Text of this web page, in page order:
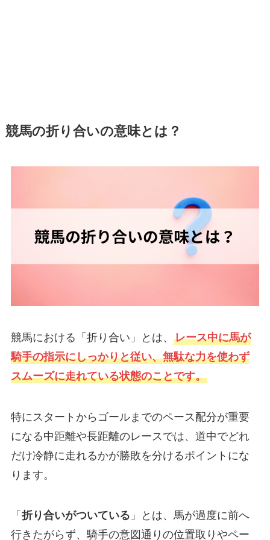
競馬の折り合いの意味とは？
競馬における「折り合い」とは、 レース中に馬が
騎手の指示にしっかりと従い、無駄な力を使わず
スムーズに走れている状態のことです。
特にスタートからゴールまでのペース配分が重要
になる中距離や長距離のレースでは、道中でどれ
だけ冷静に走れるかが勝敗を分けるポイントにな
ります。
「 折り合いがついている 」とは、馬が過度に前へ
行きたがらず、騎手の意図通りの位置取りやペー